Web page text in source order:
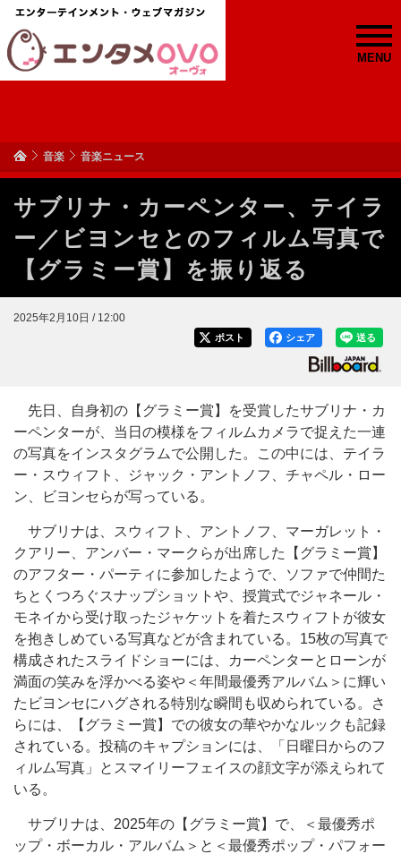
MENU
音楽 音楽ニュース
サブリナ・カーペンター、テイラ
ー／ビヨンセとのフィルム写真で
【グラミー賞】を振り返る
2025年2月10日 / 12:00
送る
シェア
ポスト
先日、自身初の【グラミー賞】を受賞したサブリナ・カ
ーペンターが、当日の模様をフィルムカメラで捉えた一連
の写真をインスタグラムで公開した。この中には、テイラ
ー・スウィフト、ジャック・アントノフ、チャペル・ロー
ン、ビヨンセらが写っている。
サブリナは、スウィフト、アントノフ、マーガレット・
クアリー、アンバー・マークらが出席した【グラミー賞】
のアフター・パーティに参加したようで、ソファで仲間た
ちとくつろぐスナップショットや、授賞式でジャネール・
モネイから受け取ったジャケットを着たスウィフトが彼女
を抱きしめている写真などが含まれている。15枚の写真で
構成されたスライドショーには、カーペンターとローンが
満面の笑みを浮かべる姿や＜年間最優秀アルバム＞に輝い
たビヨンセにハグされる特別な瞬間も収められている。さ
らには、【グラミー賞】での彼女の華やかなルックも記録
されている。投稿のキャプションには、「日曜日からのフ
ィルム写真」とスマイリーフェイスの顔文字が添えられて
いる。
サブリナは、2025年の【グラミー賞】で、＜最優秀ポ
ップ・ボーカル・アルバム＞と＜最優秀ポップ・パフォー